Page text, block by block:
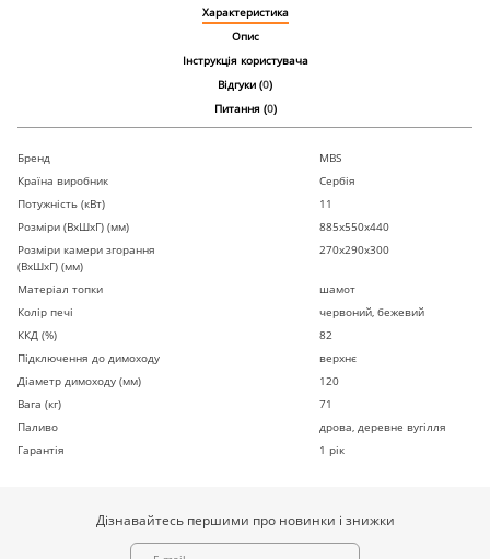
Характеристика
Опис
Інструкція користувача
Відгуки (0)
Питання (0)
Бренд
MBS
Країна виробник
Сербія
Потужність (кВт)
11
Розміри (ВхШхГ) (мм)
885х550х440
Розміри камери згорання
(ВхШхГ) (мм)
270х290х300
Матеріал топки
шамот
Колір печі
червоний, бежевий
ККД (%)
82
Підключення до димоходу
верхнє
Діаметр димоходу (мм)
120
Вага (кг)
71
Паливо
дрова, деревне вугілля
Гарантія
1 рік
Дізнавайтесь першими про новинки і знижки